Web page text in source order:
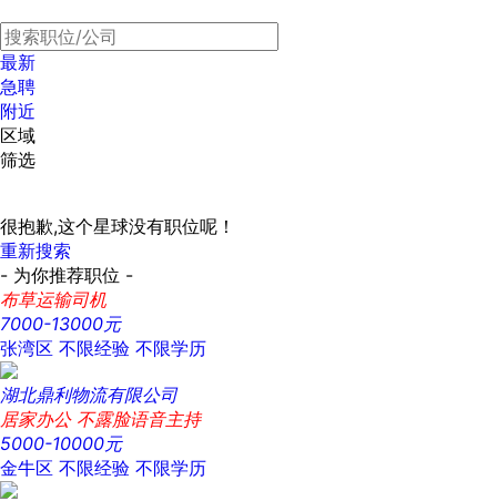
最新
急聘
附近
区域
筛选
很抱歉,这个星球没有职位呢！
重新搜索
- 为你推荐职位 -
布草运输司机
7000-13000元
张湾区 不限经验 不限学历
湖北鼎利物流有限公司
居家办公 不露脸语音主持
5000-10000元
金牛区 不限经验 不限学历